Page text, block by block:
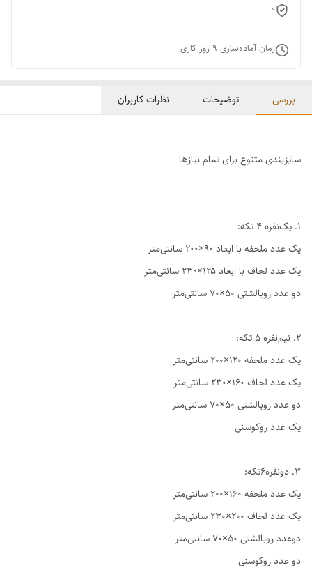
0
زمان آماده‌سازی 9 روز کاری
بررسی توضیحات نظرات کاربران
سایزبندی متنوع برای تمام نیازها
1. یک‌نفره ۴ تکه:
یک عدد ملحفه با ابعاد ۹۰×۲۰۰ سانتی‌متر
یک عدد لحاف با ابعاد ۱۲۵×۲۳۰ سانتی‌متر
دو عدد روبالشتی ۵۰×۷۰ سانتی‌متر
2. نیم‌نفره ۵ تکه:
یک عدد ملحفه ۱۲۰×۲۰۰ سانتی‌متر
یک عدد لحاف ۱۶۰×۲۳۰ سانتی‌متر
دو عدد روبالشتی ۵۰×۷۰ سانتی‌متر
یک عدد روکوسنی
3. دو‌نفره6تکه:
یک عدد ملحفه ۱۶۰×۲۰۰ سانتی‌متر
یک عدد لحاف ۲۰۰×۲۳۰ سانتی‌متر
دوعدد روبالشتی ۵۰×۷۰ سانتی‌متر
دو عدد روکوسنی